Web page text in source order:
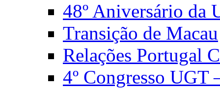
48º Aniversário da
Transição de Macau
Relações Portugal
4º Congresso UGT